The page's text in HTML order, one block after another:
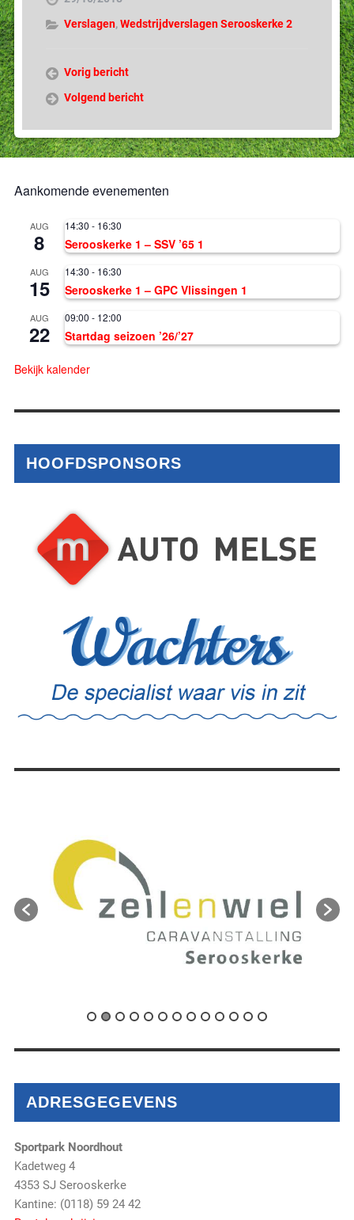
Verslagen,Wedstrijdverslagen Serooskerke 2
Vorig bericht
Volgend bericht
Aankomende evenementen
AUG
8
14:30 - 16:30
Serooskerke 1 – SSV ’65 1
AUG
15
14:30 - 16:30
Serooskerke 1 – GPC Vlissingen 1
AUG
22
09:00 - 12:00
Startdag seizoen ’26/’27
Bekijk kalender
HOOFDSPONSORS
ADRESGEGEVENS
Sportpark Noordhout
Kadetweg 4
4353 SJ Serooskerke
Kantine: (0118) 59 24 42